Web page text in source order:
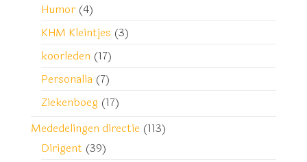
Humor (4)
KHM Kleintjes (3)
koorleden (17)
Personalia (7)
Ziekenboeg (17)
Mededelingen directie (113)
Dirigent (39)